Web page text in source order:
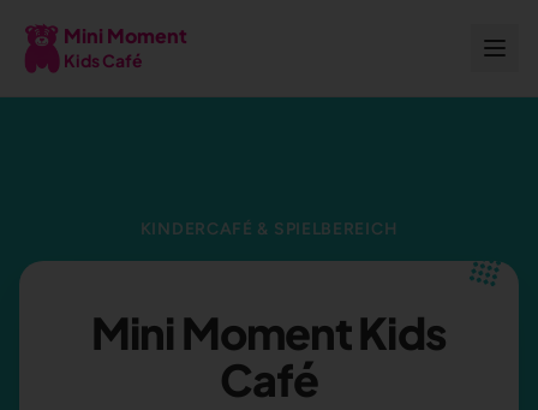
Mini Moment
Kids Café
KINDERCAFÉ & SPIELBEREICH
Mini Moment Kids
Café